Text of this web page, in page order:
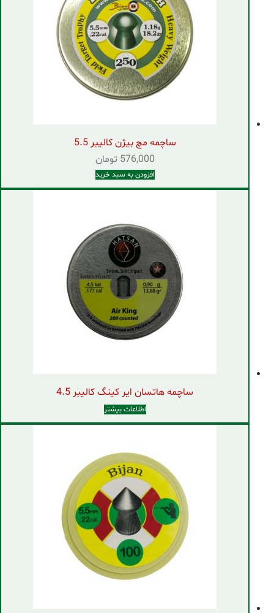
ساچمه مچ بیژن کالیبر 5.5
576,000 تومان
افزودن به سبد خرید
ساچمه هاتسان ایر کینگ کالیبر 4.5
اطلاعات بیشتر